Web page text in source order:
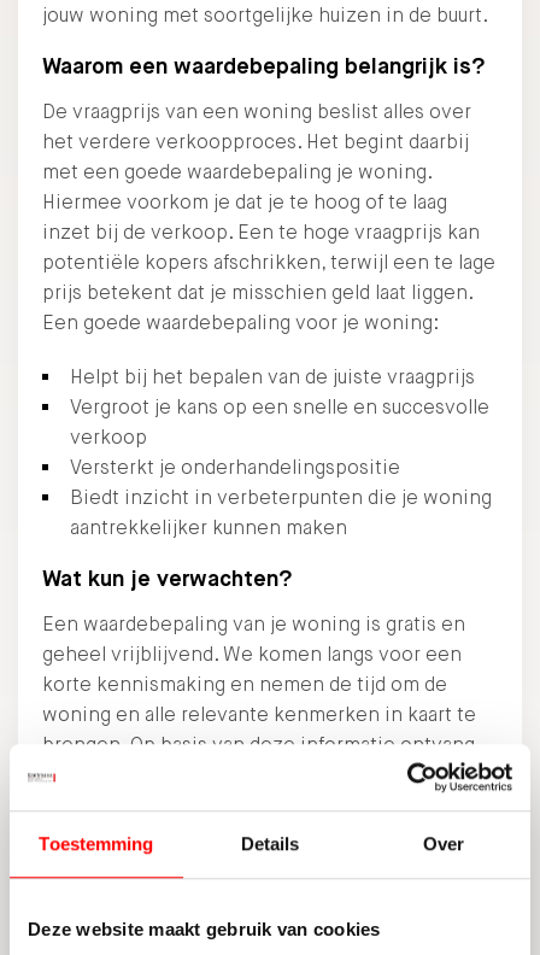
Toestemming Details Over
Deze website maakt gebruik van cookies
jouw woning met soortgelijke huizen in de buurt.
Waarom een waardebepaling belangrijk is?
De vraagprijs van een woning beslist alles over
het verdere verkoopproces. Het begint daarbij
met een goede waardebepaling je woning.
Hiermee voorkom je dat je te hoog of te laag
inzet bij de verkoop. Een te hoge vraagprijs kan
potentiële kopers afschrikken, terwijl een te lage
prijs betekent dat je misschien geld laat liggen.
Een goede waardebepaling voor je woning:
Helpt bij het bepalen van de juiste vraagprijs
Vergroot je kans op een snelle en succesvolle
verkoop
Versterkt je onderhandelingspositie
Biedt inzicht in verbeterpunten die je woning
aantrekkelijker kunnen maken
Wat kun je verwachten?
Een waardebepaling van je woning is gratis en
geheel vrijblijvend. We komen langs voor een
korte kennismaking en nemen de tijd om de
woning en alle relevante kenmerken in kaart te
brengen. Op basis van deze informatie ontvang
je:
marktwaarde
jouw situatie